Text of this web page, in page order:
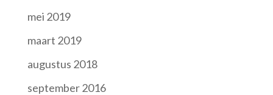
mei 2019
maart 2019
augustus 2018
september 2016